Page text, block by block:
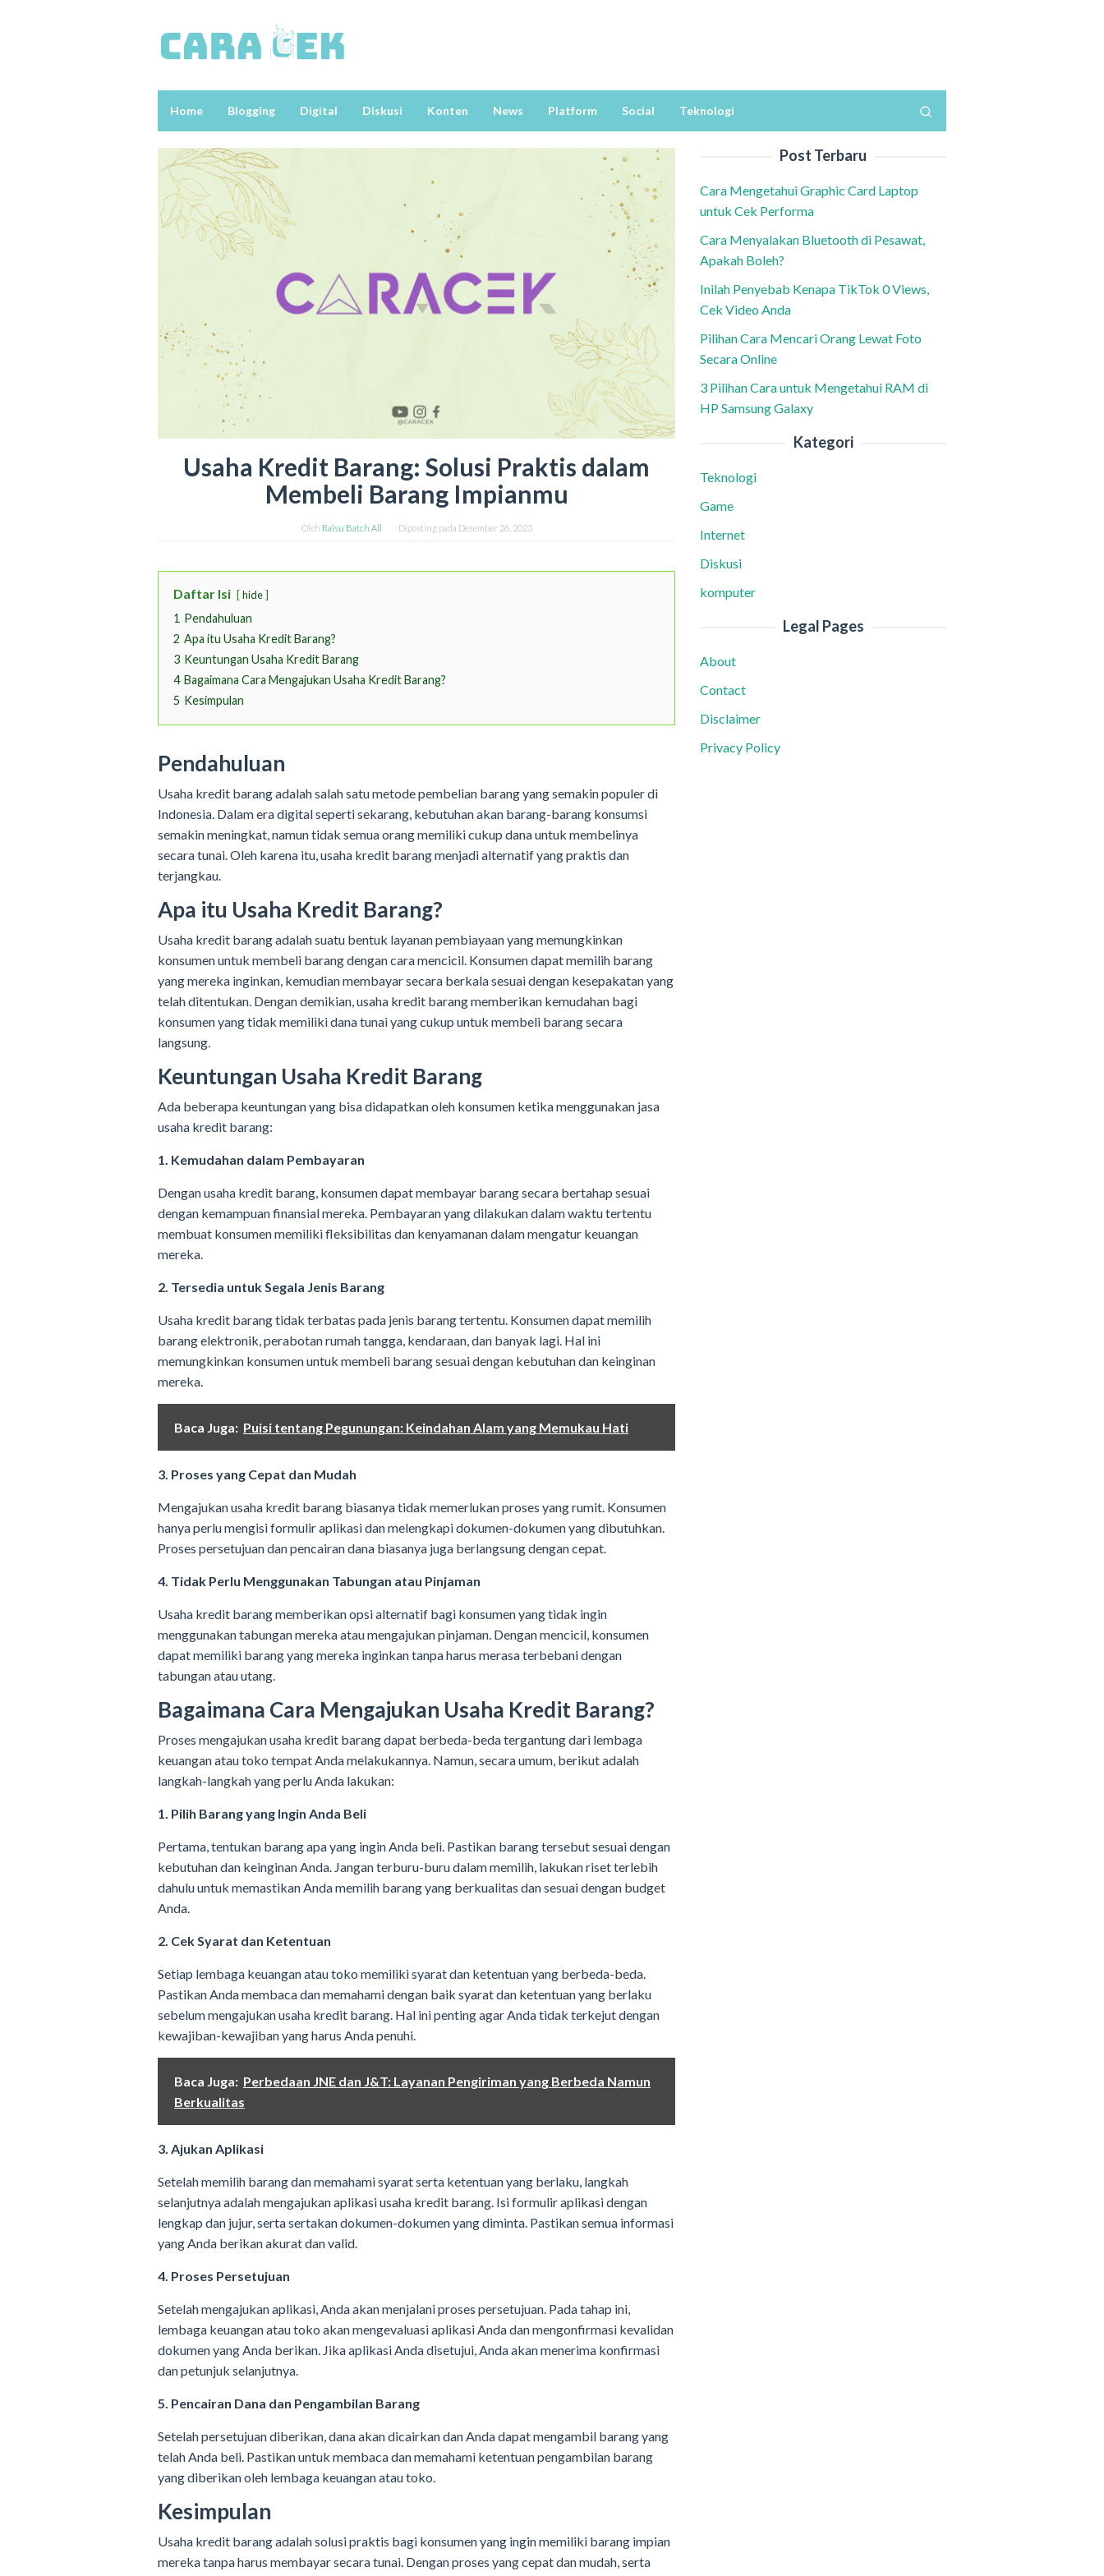
Home Blogging Digital Diskusi Konten News Platform Social Teknologi
Usaha Kredit Barang: Solusi Praktis dalam
Membeli Barang Impianmu
Oleh Raisu Batch All Diposting pada Desember 26, 2023
Daftar Isi hide
1 Pendahuluan
2 Apa itu Usaha Kredit Barang?
3 Keuntungan Usaha Kredit Barang
4 Bagaimana Cara Mengajukan Usaha Kredit Barang?
5 Kesimpulan
Pendahuluan
Usaha kredit barang adalah salah satu metode pembelian barang yang semakin populer di
Indonesia. Dalam era digital seperti sekarang, kebutuhan akan barang-barang konsumsi
semakin meningkat, namun tidak semua orang memiliki cukup dana untuk membelinya
secara tunai. Oleh karena itu, usaha kredit barang menjadi alternatif yang praktis dan
terjangkau.
Apa itu Usaha Kredit Barang?
Usaha kredit barang adalah suatu bentuk layanan pembiayaan yang memungkinkan
konsumen untuk membeli barang dengan cara mencicil. Konsumen dapat memilih barang
yang mereka inginkan, kemudian membayar secara berkala sesuai dengan kesepakatan yang
telah ditentukan. Dengan demikian, usaha kredit barang memberikan kemudahan bagi
konsumen yang tidak memiliki dana tunai yang cukup untuk membeli barang secara
langsung.
Keuntungan Usaha Kredit Barang
Ada beberapa keuntungan yang bisa didapatkan oleh konsumen ketika menggunakan jasa
usaha kredit barang:
1. Kemudahan dalam Pembayaran
Dengan usaha kredit barang, konsumen dapat membayar barang secara bertahap sesuai
dengan kemampuan finansial mereka. Pembayaran yang dilakukan dalam waktu tertentu
membuat konsumen memiliki fleksibilitas dan kenyamanan dalam mengatur keuangan
mereka.
2. Tersedia untuk Segala Jenis Barang
Usaha kredit barang tidak terbatas pada jenis barang tertentu. Konsumen dapat memilih
barang elektronik, perabotan rumah tangga, kendaraan, dan banyak lagi. Hal ini
memungkinkan konsumen untuk membeli barang sesuai dengan kebutuhan dan keinginan
mereka.
Baca Juga: Puisi tentang Pegunungan: Keindahan Alam yang Memukau Hati
3. Proses yang Cepat dan Mudah
Mengajukan usaha kredit barang biasanya tidak memerlukan proses yang rumit. Konsumen
hanya perlu mengisi formulir aplikasi dan melengkapi dokumen-dokumen yang dibutuhkan.
Proses persetujuan dan pencairan dana biasanya juga berlangsung dengan cepat.
4. Tidak Perlu Menggunakan Tabungan atau Pinjaman
Usaha kredit barang memberikan opsi alternatif bagi konsumen yang tidak ingin
menggunakan tabungan mereka atau mengajukan pinjaman. Dengan mencicil, konsumen
dapat memiliki barang yang mereka inginkan tanpa harus merasa terbebani dengan
tabungan atau utang.
Bagaimana Cara Mengajukan Usaha Kredit Barang?
Proses mengajukan usaha kredit barang dapat berbeda-beda tergantung dari lembaga
keuangan atau toko tempat Anda melakukannya. Namun, secara umum, berikut adalah
langkah-langkah yang perlu Anda lakukan:
1. Pilih Barang yang Ingin Anda Beli
Pertama, tentukan barang apa yang ingin Anda beli. Pastikan barang tersebut sesuai dengan
kebutuhan dan keinginan Anda. Jangan terburu-buru dalam memilih, lakukan riset terlebih
dahulu untuk memastikan Anda memilih barang yang berkualitas dan sesuai dengan budget
Anda.
2. Cek Syarat dan Ketentuan
Setiap lembaga keuangan atau toko memiliki syarat dan ketentuan yang berbeda-beda.
Pastikan Anda membaca dan memahami dengan baik syarat dan ketentuan yang berlaku
sebelum mengajukan usaha kredit barang. Hal ini penting agar Anda tidak terkejut dengan
kewajiban-kewajiban yang harus Anda penuhi.
Baca Juga: Perbedaan JNE dan J&T: Layanan Pengiriman yang Berbeda Namun
Berkualitas
3. Ajukan Aplikasi
Setelah memilih barang dan memahami syarat serta ketentuan yang berlaku, langkah
selanjutnya adalah mengajukan aplikasi usaha kredit barang. Isi formulir aplikasi dengan
lengkap dan jujur, serta sertakan dokumen-dokumen yang diminta. Pastikan semua informasi
yang Anda berikan akurat dan valid.
4. Proses Persetujuan
Setelah mengajukan aplikasi, Anda akan menjalani proses persetujuan. Pada tahap ini,
lembaga keuangan atau toko akan mengevaluasi aplikasi Anda dan mengonfirmasi kevalidan
dokumen yang Anda berikan. Jika aplikasi Anda disetujui, Anda akan menerima konfirmasi
dan petunjuk selanjutnya.
5. Pencairan Dana dan Pengambilan Barang
Setelah persetujuan diberikan, dana akan dicairkan dan Anda dapat mengambil barang yang
telah Anda beli. Pastikan untuk membaca dan memahami ketentuan pengambilan barang
yang diberikan oleh lembaga keuangan atau toko.
Kesimpulan
Usaha kredit barang adalah solusi praktis bagi konsumen yang ingin memiliki barang impian
mereka tanpa harus membayar secara tunai. Dengan proses yang cepat dan mudah, serta
Post Terbaru
Cara Mengetahui Graphic Card Laptop
untuk Cek Performa
Cara Menyalakan Bluetooth di Pesawat,
Apakah Boleh?
Inilah Penyebab Kenapa TikTok 0 Views,
Cek Video Anda
Pilihan Cara Mencari Orang Lewat Foto
Secara Online
3 Pilihan Cara untuk Mengetahui RAM di
HP Samsung Galaxy
Kategori
Teknologi
Game
Internet
Diskusi
komputer
Legal Pages
About
Contact
Disclaimer
Privacy Policy